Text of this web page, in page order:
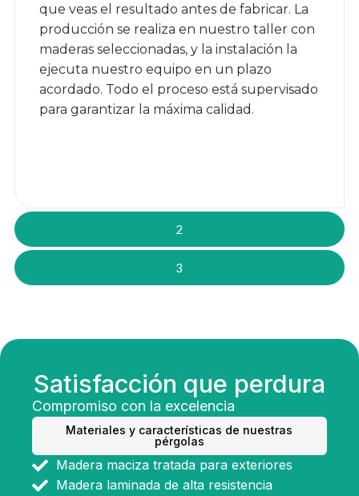
2
3
que veas el resultado antes de fabricar. La
producción se realiza en nuestro taller con
maderas seleccionadas, y la instalación la
ejecuta nuestro equipo en un plazo
acordado. Todo el proceso está supervisado
para garantizar la máxima calidad.
Satisfacción que perdura
Compromiso con la excelencia
Materiales y características de nuestras
pérgolas
Madera maciza tratada para exteriores
Madera laminada de alta resistencia